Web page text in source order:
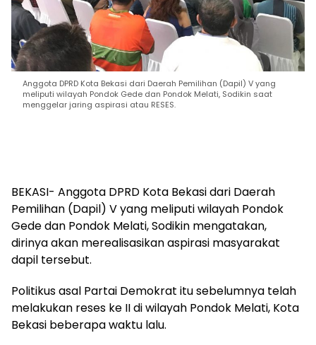
Anggota DPRD Kota Bekasi dari Daerah Pemilihan (Dapil) V yang
meliputi wilayah Pondok Gede dan Pondok Melati, Sodikin saat
menggelar jaring aspirasi atau RESES.
BEKASI- Anggota DPRD Kota Bekasi dari Daerah
Pemilihan (Dapil) V yang meliputi wilayah Pondok
Gede dan Pondok Melati, Sodikin mengatakan,
dirinya akan merealisasikan aspirasi masyarakat
dapil tersebut.
Politikus asal Partai Demokrat itu sebelumnya telah
melakukan reses ke II di wilayah Pondok Melati, Kota
Bekasi beberapa waktu lalu.